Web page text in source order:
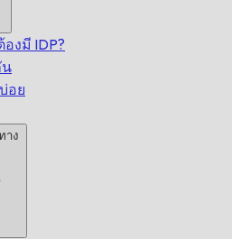
งมี IDP?
น
อย
าง